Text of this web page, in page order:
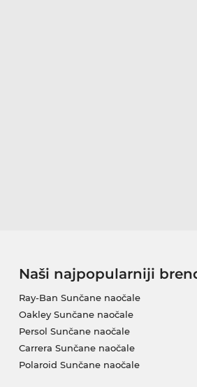
Naši najpopularniji
Ray-Ban Sunčane naočale
Oakley Sunčane naočale
Persol Sunčane naočale
Carrera Sunčane naočale
Polaroid Sunčane naočale